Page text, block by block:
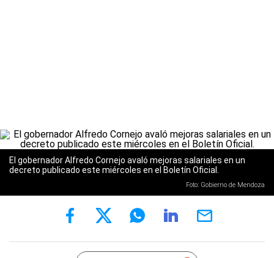
El gobernador Alfredo Cornejo avaló mejoras salariales en un
decreto publicado este miércoles en el Boletín Oficial.
Foto: Gobierno de Mendoza